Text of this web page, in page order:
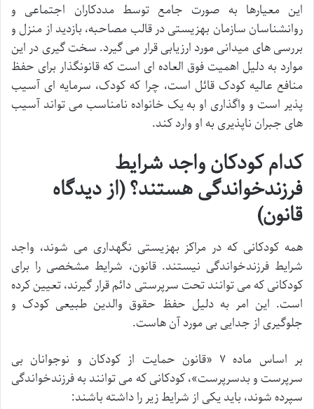
این معیارها به صورت جامع توسط مددکاران اجتماعی و
روانشناسان سازمان بهزیستی در قالب مصاحبه، بازدید از منزل و
بررسی های میدانی مورد ارزیابی قرار می گیرد. سخت گیری در این
موارد به دلیل اهمیت فوق العاده ای است که قانونگذار برای حفظ
منافع عالیه کودک قائل است، چرا که کودک، سرمایه ای آسیب
پذیر است و واگذاری او به یک خانواده نامناسب می تواند آسیب
های جبران ناپذیری به او وارد کند.
کدام کودکان واجد شرایط
فرزندخواندگی هستند؟ (از دیدگاه
قانون)
همه کودکانی که در مراکز بهزیستی نگهداری می شوند، واجد
شرایط فرزندخواندگی نیستند. قانون، شرایط مشخصی را برای
کودکانی که می توانند تحت سرپرستی دائم قرار گیرند، تعیین کرده
است. این امر به دلیل حفظ حقوق والدین طبیعی کودک و
جلوگیری از جدایی بی مورد آن هاست.
بر اساس ماده ۷ «قانون حمایت از کودکان و نوجوانان بی
سرپرست و بدسرپرست»، کودکانی که می توانند به فرزندخواندگی
سپرده شوند، باید یکی از شرایط زیر را داشته باشند: